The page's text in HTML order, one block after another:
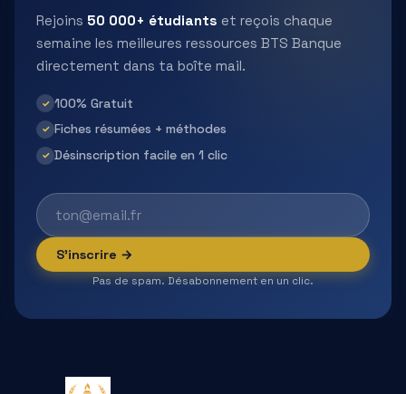
Rejoins 50 000+ étudiants et reçois chaque
semaine les meilleures ressources BTS Banque
directement dans ta boîte mail.
✓ 100% Gratuit
✓ Fiches résumées + méthodes
✓ Désinscription facile en 1 clic
S'inscrire →
Pas de spam. Désabonnement en un clic.